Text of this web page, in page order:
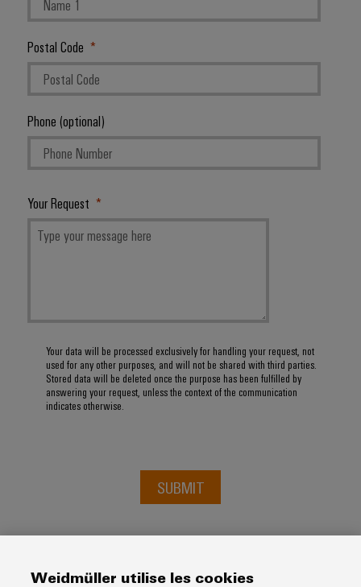
Postal Code
Phone (optional)
Your Request
Your data will be processed exclusively for handling your request, not
used for any other purposes, and will not be shared with third parties.
Stored data will be deleted once the purpose has been fulfilled by
answering your request, unless the context of the communication
indicates otherwise.
SUBMIT
Weidmüller utilise les cookies